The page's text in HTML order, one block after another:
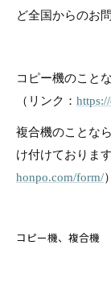
ど全国からのお
コピー機のこと
（リンク：
複合機のことなら
け付けておりま
honpo.com/form/）
コピー機、複合機